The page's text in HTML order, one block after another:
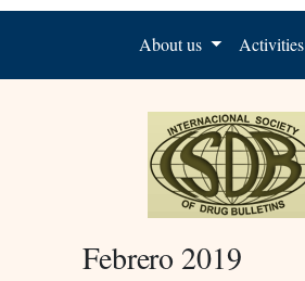
About us Activities
Febrero 2019